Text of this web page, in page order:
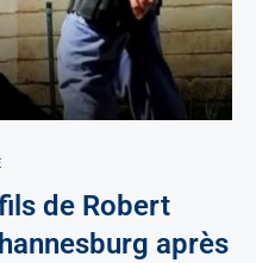
de Robert
après